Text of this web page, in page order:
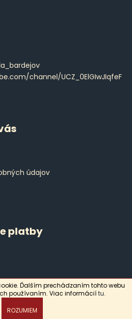
Ďalším prechádzaním tohto webu
používaním. Viac informáciítu.
ROZUMIEM
channel/UCZ_0ElGIwJIqfeF
údajov
platby
Shoptet